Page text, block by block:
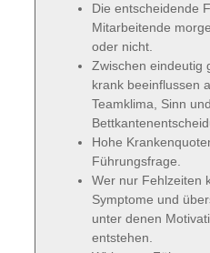
Die entscheidende
Mitarbeitende
oder nicht.
Zwischen eindeutig
krank beeinflussen
Teamklima, Sinn
Hohe
Führungsfrage.
Wer nur Fehlzeiten
Symptome und
unter denen
entstehen.